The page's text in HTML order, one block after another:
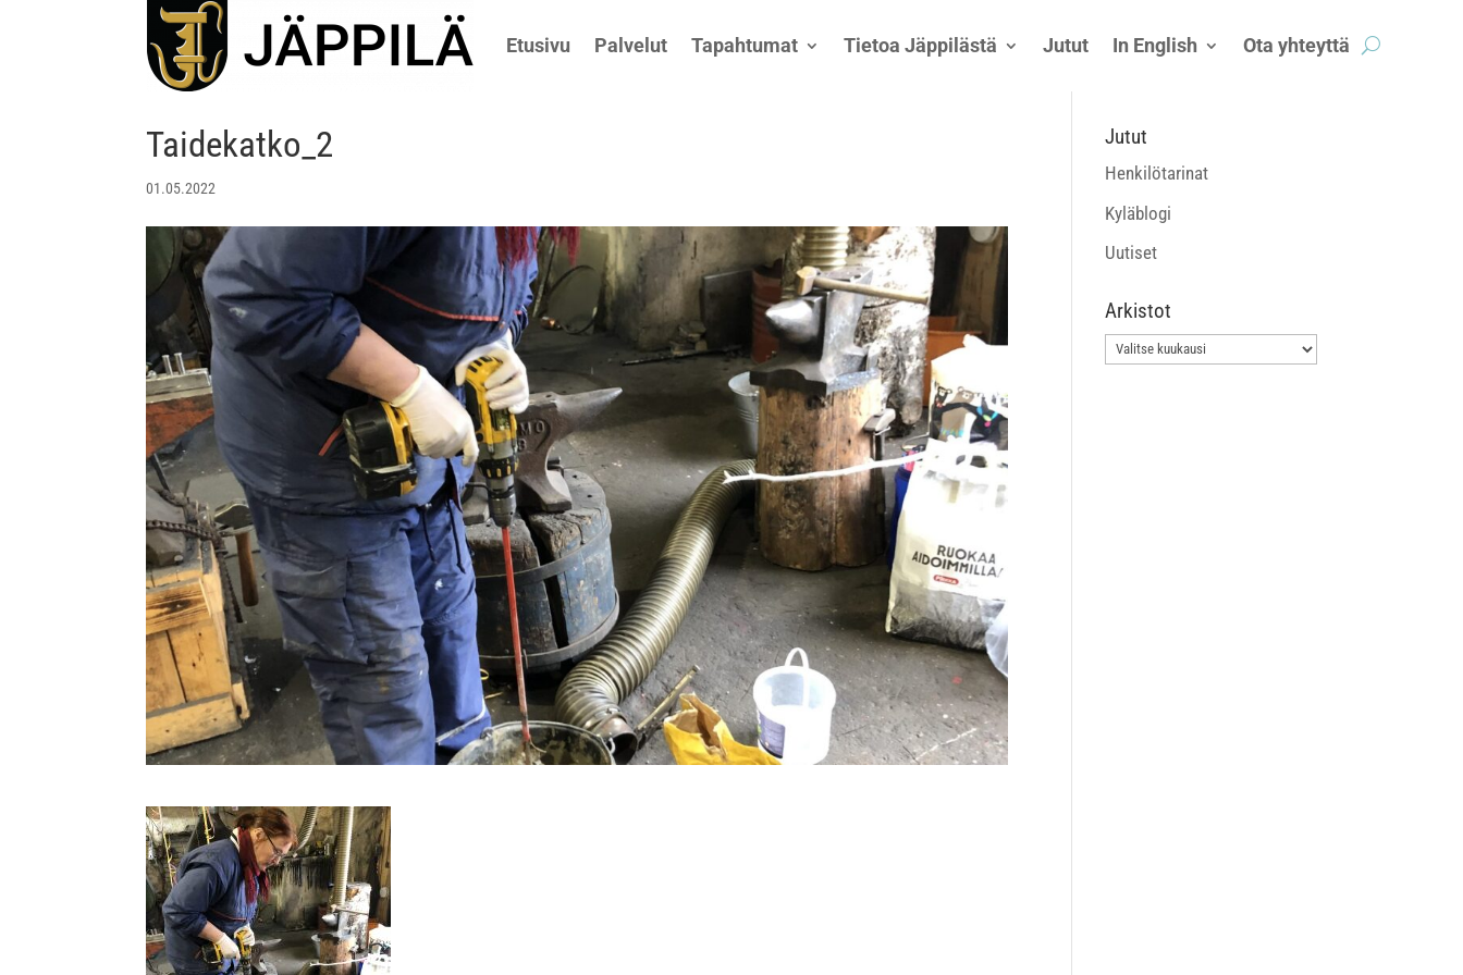
Etusivu Palvelut Tapahtumat Tietoa Jäppilästä Jutut In English Ota yhteyttä
Taidekatko_2
01.05.2022
Jutut
Henkilötarinat
Kyläblogi
Uutiset
Arkistot
Arkistot